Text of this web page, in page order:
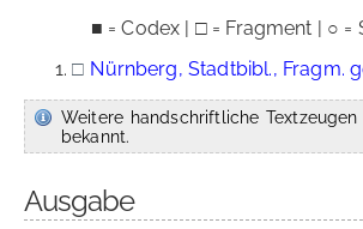
■ = Codex | □ = Fragment | ○ =
□ Nürnberg, Stadtbibl., Fragm.
Weitere handschriftliche
bekannt.
Ausgabe